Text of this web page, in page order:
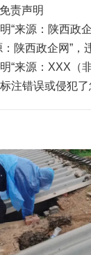
责声明
“来源：陕西政
陕西政企网”，
“来源：XXX（
注错误或侵犯